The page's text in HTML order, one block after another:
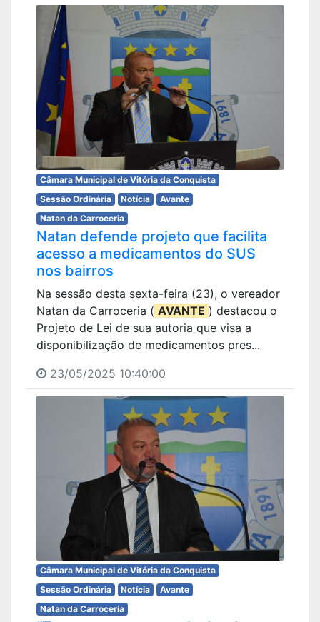
Câmara Municipal de Vitória da Conquista
Sessão Ordinária
Notícia
Avante
Natan da Carroceria
Natan defende projeto que facilita
acesso a medicamentos do SUS
nos bairros
Na sessão desta sexta-feira (23), o vereador
Natan da Carroceria ( AVANTE ) destacou o
Projeto de Lei de sua autoria que visa a
disponibilização de medicamentos pres...
23/05/2025 10:40:00
Câmara Municipal de Vitória da Conquista
Sessão Ordinária
Notícia
Avante
Natan da Carroceria